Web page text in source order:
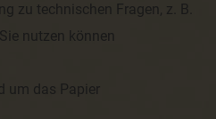
zu technischen Fragen, z. B.
nutzen können
um das Papier